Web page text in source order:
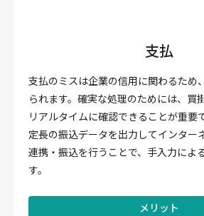
支払
支払のミスは企業の信用に関わるため
られます。確実な処理のためには、買
リアルタイムに確認できることが重要
定長の振込データを出力してインター
連携・振込を行うことで、手入力によ
す。
メリット